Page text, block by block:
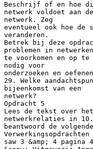
Beschrijf of en hoe
netwerk voldoet aan
netwerk. Zeg
eventueel ook hoe de
veranderen.
Betrek bij deze
problemen in netwerken
te voorkomen en op
nodig voor
onderzoeken en
29. Welke
bijeenkomst van een
netwerk?
Opdracht 5
Lees de tekst over het
netwerkrelaties in
beantwoord de
saw 3 &amp; 4 pagina 4